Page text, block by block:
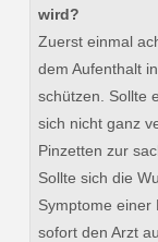
wird?
Zuerst einmal
dem Aufenthalt
schützen. Sollte
sich nicht ganz
Pinzetten zur
Sollte sich die
Symptome einer
sofort den Arzt